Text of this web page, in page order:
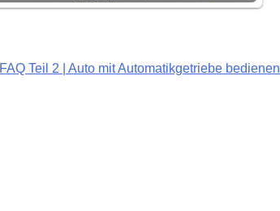
FAQ Teil 2 | Auto mit Automatikgetriebe bedienen